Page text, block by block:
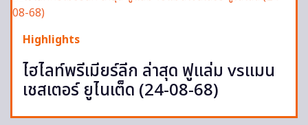
Highlights
ไฮไลท์พรีเมียร์ลีก ล่าสุด ฟูแล่ม vsแมน
เชสเตอร์ ยูไนเต็ด (24-08-68)